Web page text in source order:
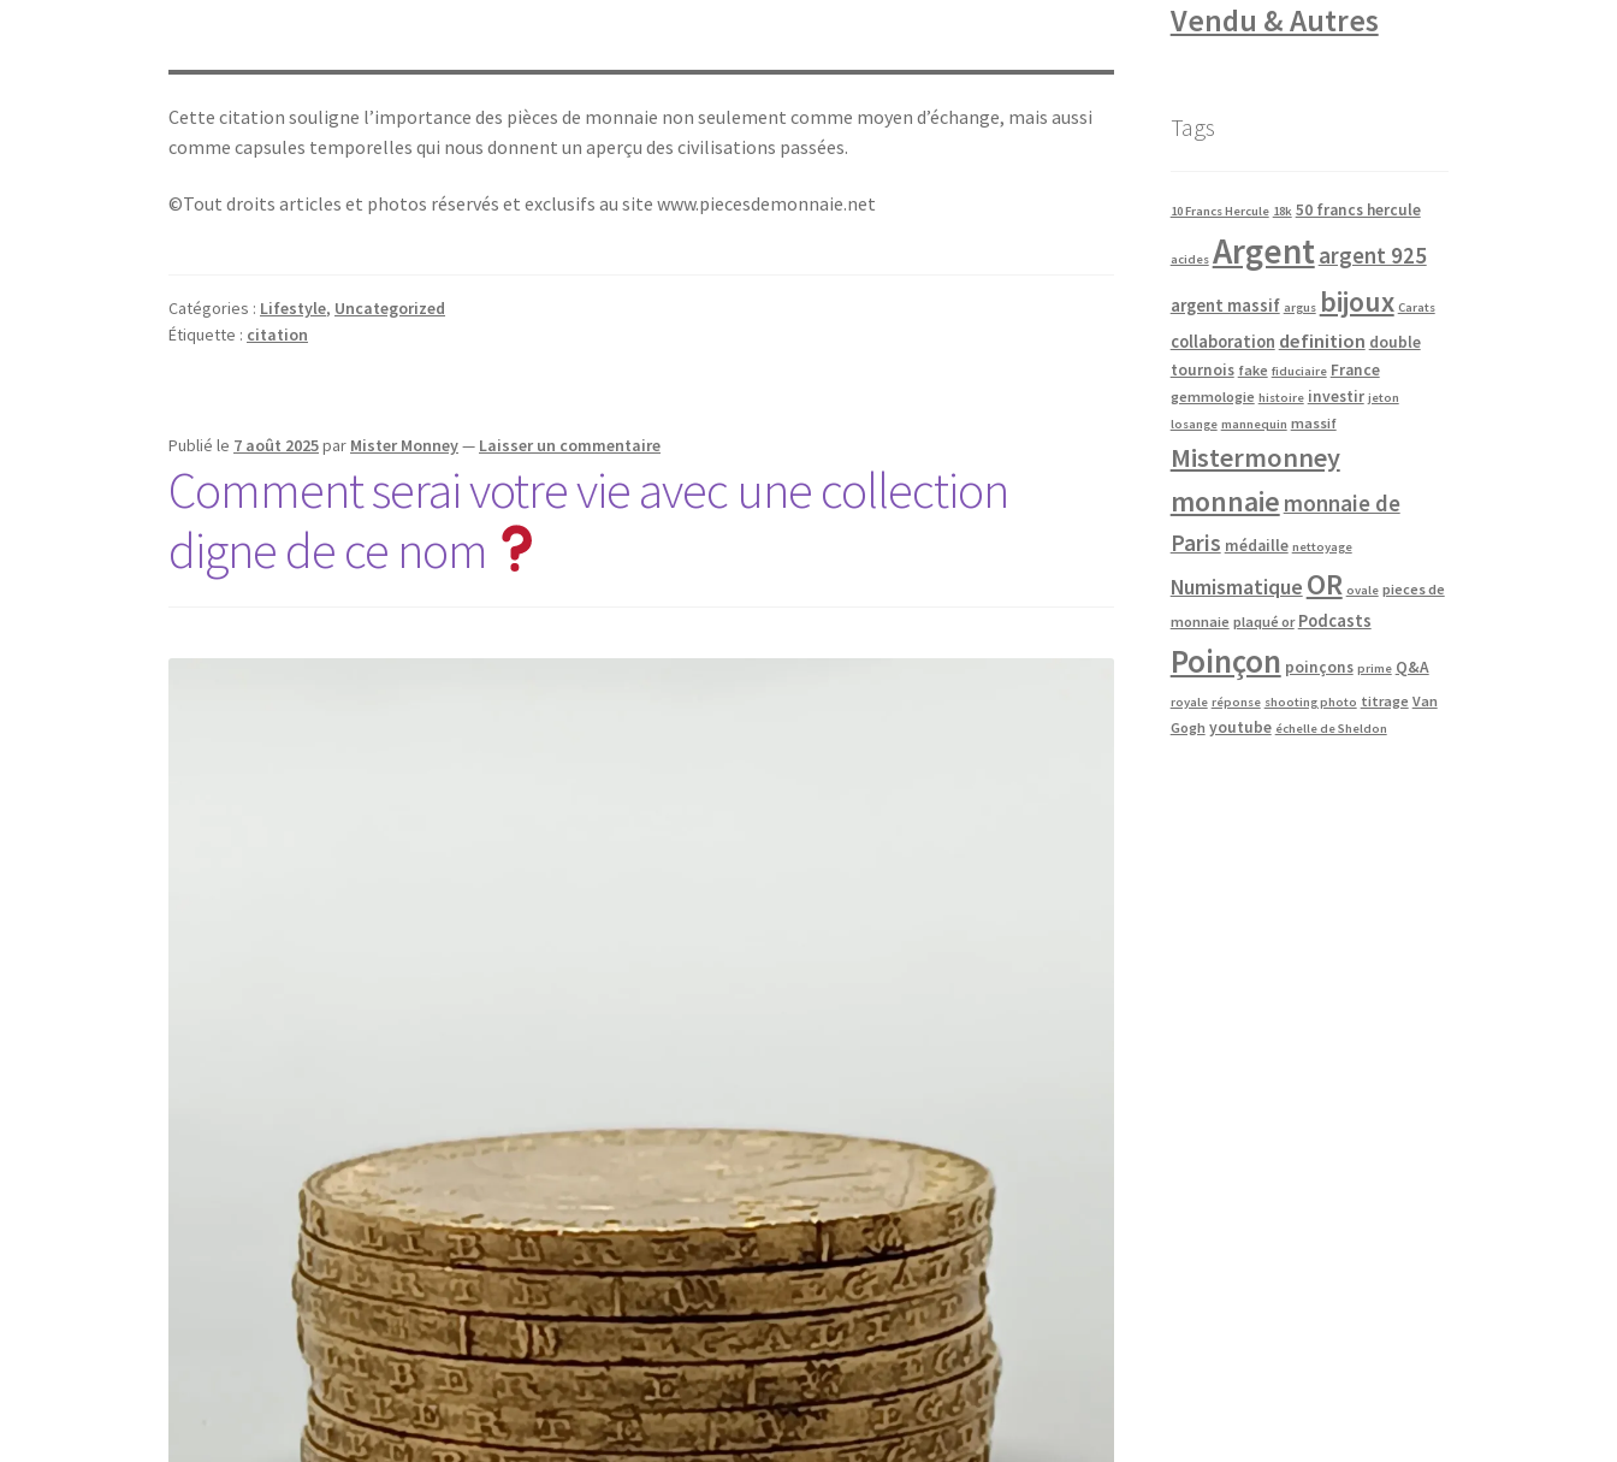
Cette citation souligne l’importance des pièces de monnaie non seulement comme moyen d’échange, mais aussi
comme capsules temporelles qui nous donnent un aperçu des civilisations passées.
©Tout droits articles et photos réservés et exclusifs au site www.piecesdemonnaie.net
Catégories : Lifestyle, Uncategorized
Étiquette : citation
Publié le 7 août 2025par Mister Monney— Laisser un commentaire
Comment serai votre vie avec une collection
digne de ce nom
Vendu & Autres
Tags
10 Francs Hercule 18k 50 francs hercule
acides Argentargent 925
argent massif argus bijoux Carats
collaboration definition double
tournois fake fiduciaire France
gemmologie histoire investir jeton
losange mannequin massif
Mistermonney
monnaie monnaie de
Paris médaille nettoyage
Numismatique OR ovale pieces de
monnaie plaqué or Podcasts
Poinçon poinçons prime Q&A
royale réponse shooting photo titrage Van
Gogh youtube échelle de Sheldon